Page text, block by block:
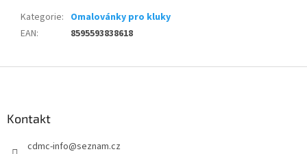
Kategorie: Omalovánky pro kluky
EAN: 8595593838618
Kontakt
cdmc-info@seznam.cz